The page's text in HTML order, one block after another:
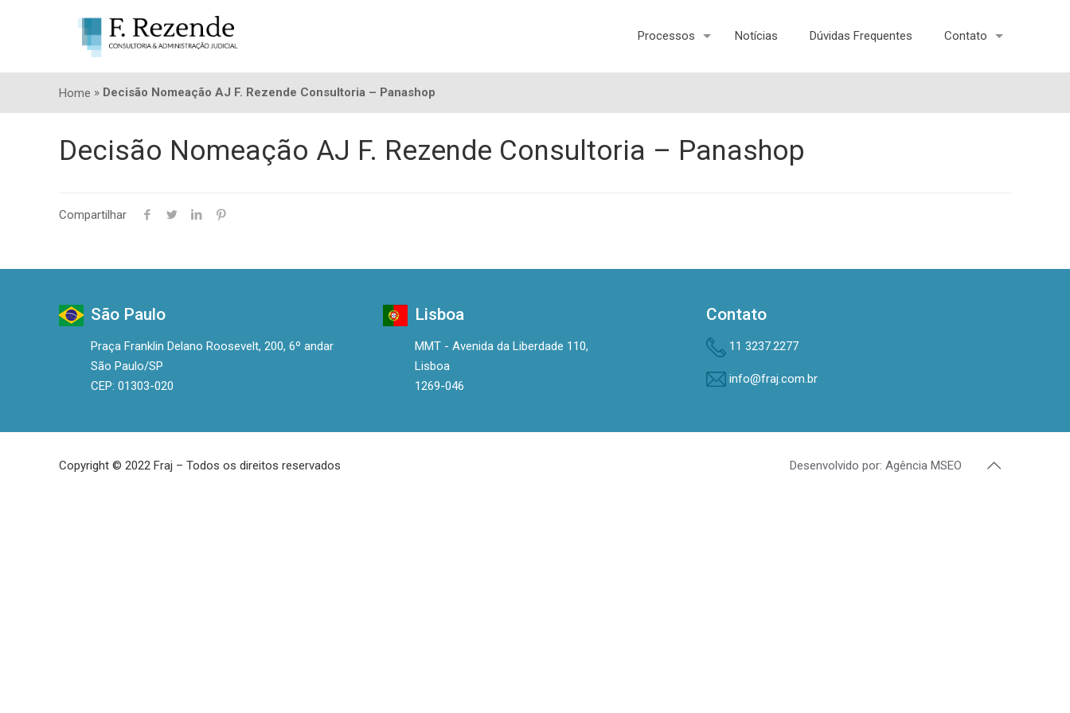
Processos Notícias Dúvidas Frequentes Contato
Home » Decisão Nomeação AJ F. Rezende Consultoria – Panashop
Decisão Nomeação AJ F. Rezende Consultoria – Panashop
Compartilhar
São Paulo
Praça Franklin Delano Roosevelt, 200, 6º andar
São Paulo/SP
CEP: 01303-020
Lisboa
MMT - Avenida da Liberdade 110,
Lisboa
1269-046
Contato
11 3237.2277
info@fraj.com.br
Copyright © 2022 Fraj – Todos os direitos reservados Desenvolvido por: Agência MSEO